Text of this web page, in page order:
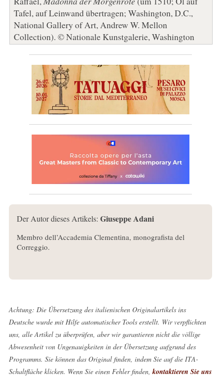
Tafel, auf Leinwand übertragen; Washington, D.C.,
National Gallery of Art, Andrew W. Mellon
Collection). © Nationale Kunstgalerie, Washington
Der Autor dieses Artikels: Giuseppe Adani
Membro dell’Accademia Clementina, monografista del
Correggio.
Achtung: Die Übersetzung des italienischen Originalartikels ins
Deutsche wurde mit Hilfe automatischer Tools erstellt. Wir verpflichten
uns, alle Artikel zu überprüfen, aber wir garantieren nicht die völlige
Abwesenheit von Ungenauigkeiten in der Übersetzung aufgrund des
Programms. Sie können das Original finden, indem Sie auf die ITA-
Schaltfläche klicken. Wenn Sie einen Fehler finden, kontaktieren Sie uns